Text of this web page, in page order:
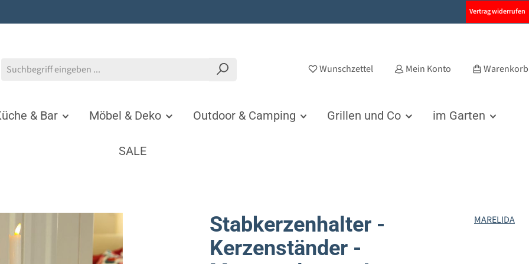
Vertrag widerrufen
Wunschzettel Mein Konto Warenkorb
& Bar Möbel & Deko Outdoor & Camping Grillen und Co im Garten
SALE
Stabkerzenhalter -
Kerzenständer -
MARELIDA